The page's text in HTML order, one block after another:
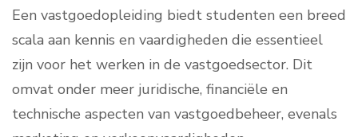
Een vastgoedopleiding biedt studenten een breed
scala aan kennis en vaardigheden die essentieel
zijn voor het werken in de vastgoedsector. Dit
omvat onder meer juridische, financiële en
technische aspecten van vastgoedbeheer, evenals